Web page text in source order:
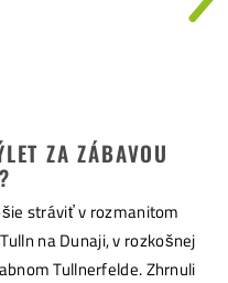
ZA ZÁBAVOU
stráviť v rozmanitom
na Dunaji, v rozkošnej
Tullnerfelde. Zhrnuli